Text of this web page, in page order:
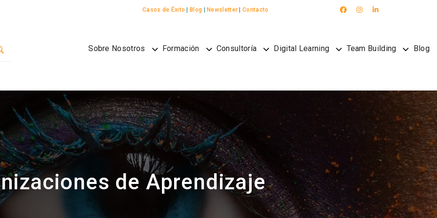
Casos de Éxito Blog Newsletter |Contacto
Sobre Nosotros Formación Consultoría Digital Learning Team Building Blog
de Aprendizaje